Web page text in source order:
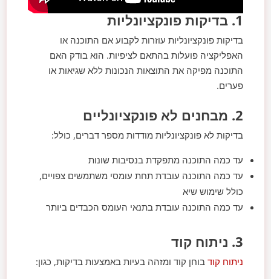
1. בדיקות פונקציונליות
בדיקות פונקציונליות עוזרות לקבוע אם התוכנה או
האפליקציה פועלות בהתאם לציפיות. הוא בודק האם
התוכנה מפיקה את התוצאות הנכונות ללא שגיאות או
פערים.
2. מבחנים לא פונקציונליים
בדיקות לא פונקציונליות מודדות מספר דברים, כולל:
עד כמה התוכנה מתפקדת בנסיבות שונות
עד כמה התוכנה עובדת תחת עומסי משתמשים צפויים,
כולל שימוש שיא
עד כמה התוכנה עובדת בתנאי העומס הכבדים ביותר
3. ניתוח קוד
ניתוח קוד בוחן קוד ומזהה בעיות באמצעות בדיקות, כגון: